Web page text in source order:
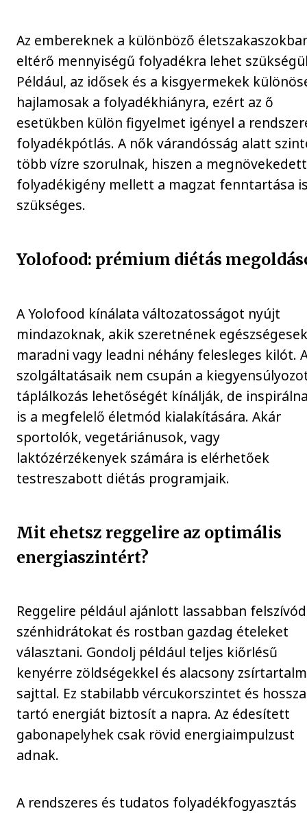
Az embereknek a különböző
eltérő mennyiségű folyadékra lehet
Például, az idősek és a kisgyermekek
hajlamosak a folyadékhiányra, ezért az ő
esetükben külön figyelmet igényel a
folyadékpótlás. A nők várandósság alatt
több vízre szorulnak, hiszen a megnövekedett
folyadékigény mellett a magzat fenntartása
szükséges.
Yolofood: prémium diétás
A Yolofood kínálata változatosságot nyújt
mindazoknak, akik szeretnének
maradni vagy leadni néhány felesleges kilót.
szolgáltatásaik nem csupán a
táplálkozás lehetőségét kínálják, de
is a megfelelő életmód kialakítására. Akár
sportolók, vegetáriánusok, vagy
laktózérzékenyek számára is elérhetőek
testreszabott diétás programjaik.
Mit ehetsz reggelire az optimális
energiaszintért?
Reggelire például ajánlott lassabban
szénhidrátokat és rostban gazdag ételeket
választani. Gondolj például teljes kiőrlésű
kenyérre zöldségekkel és alacsony
sajttal. Ez stabilabb vércukorszintet és
tartó energiát biztosít a napra. Az édesített
gabonapelyhek csak rövid energiaimpulzust
adnak.
A rendszeres és tudatos folyadékfogyasztás